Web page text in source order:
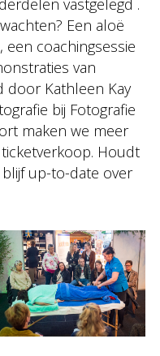
vastgelegd .
Een aloë
coachingsessie
van
door Kathleen Kay
bij Fotografie
maken we meer
Houdt
up-to-date over